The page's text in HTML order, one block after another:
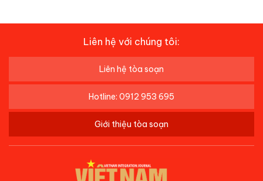
Liên hệ với chúng tôi:
Liên hệ tòa soạn
Hotline: 0912 953 695
Giới thiệu tòa soạn